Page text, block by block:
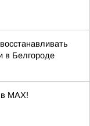
в Белгороде
MAX!